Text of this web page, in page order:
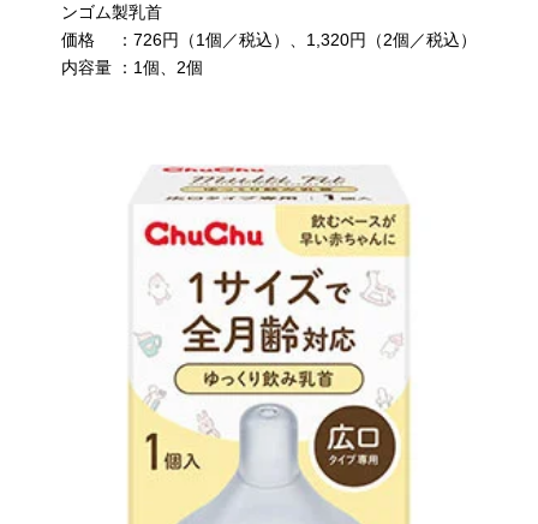
ンゴム製乳首
価格 ：726円（1個／税込）、1,320円（2個／税込）
内容量 ：1個、2個